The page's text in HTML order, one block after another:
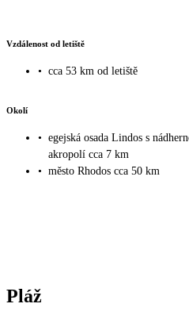
Vzdálenost od letiště
• cca 53 km od letiště
Okolí
• egejská osada Lindos s
akropolí cca 7 km
• město Rhodos cca 50 km
Pláž